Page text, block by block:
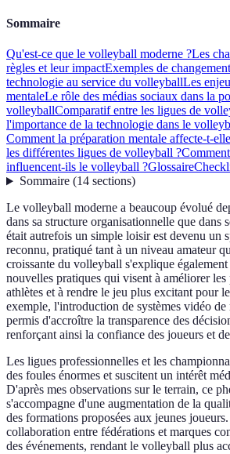
Sommaire
Qu'est-ce que le volleyball moderne ?Les
règles et leur impactExemples de
technologie au service du volleyballLes
mentaleLe rôle des médias sociaux dans la
volleyballComparatif entre les ligues de
l'importance de la technologie dans le
Comment la préparation mentale affecte-t-
les différentes ligues de volleyball ?
influencent-ils le volleyball ?Glossaire
Sommaire(14 sections)
Le volleyball moderne a beaucoup évolué
dans sa structure organisationnelle que dans
était autrefois un simple loisir est devenu un
reconnu, pratiqué tant à un niveau amateur
croissante du volleyball s'explique
nouvelles pratiques qui visent à améliorer les
athlètes et à rendre le jeu plus excitant pour
exemple, l'introduction de systèmes vidéo
permis d'accroître la transparence des
renforçant ainsi la confiance des joueurs et
Les ligues professionnelles et les
des foules énormes et suscitent un intérêt
D'après mes observations sur le terrain, ce
s'accompagne d'une augmentation de la
des formations proposées aux jeunes
collaboration entre fédérations et marques
des événements, rendant le volleyball plus